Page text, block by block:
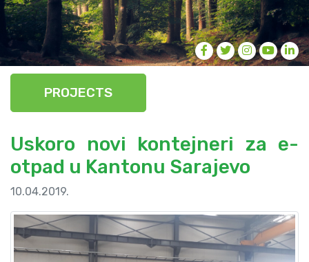
PROJECTS
Uskoro novi kontejneri za e-
otpad u Kantonu Sarajevo
10.04.2019.